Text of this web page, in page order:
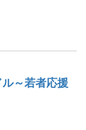
～若者応援